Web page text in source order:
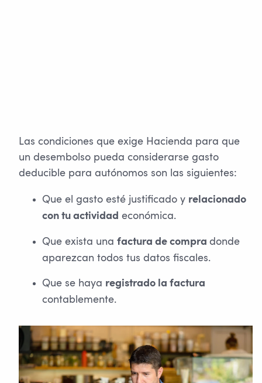
Las condiciones que exige Hacienda para que
un desembolso pueda considerarse gasto
deducible para autónomos son las siguientes:
Que el gasto esté justificado y relacionado
con tu actividad económica.
Que exista una factura de compra donde
aparezcan todos tus datos fiscales.
Que se haya registrado la factura
contablemente.